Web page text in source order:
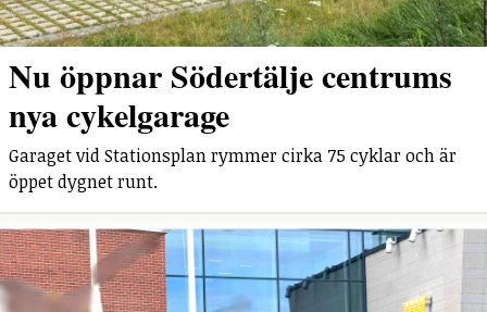
Nu öppnar Södertälje centrums
nya cykelgarage
Garaget vid Stationsplan rymmer cirka 75 cyklar och är
öppet dygnet runt.